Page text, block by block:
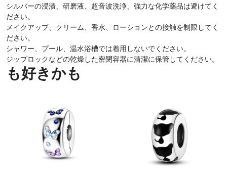
シルバーの浸漬、研磨液、超音波洗浄、強力な化学薬品は避けてく
ださい。
メイクアップ、クリーム、香水、ローションとの接触を制限してく
ださい。
シャワー、プール、温水浴槽では着用しないでください。
ジップロックなどの乾燥した密閉容器に清潔に保管してください。
も好きかも